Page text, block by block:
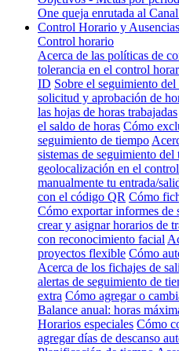
One queja enrutada al
Control Horario y Ausencias
Control horario
Acerca de las políticas de
tolerancia en el control
ID Sobre el seguimiento
solicitud y aprobación de
las hojas de horas trabajadas
el saldo de horas Cómo
seguimiento de tiempo
sistemas de seguimiento del
geolocalización en el
manualmente tu entrada/
con el código QR Cómo
Cómo exportar informes de
crear y asignar horarios de
con reconocimiento facial
proyectos flexible Cómo
Acerca de los fichajes de
alertas de seguimiento de
extra Cómo agregar o
Balance anual: horas
Horarios especiales Cómo
agregar días de descanso